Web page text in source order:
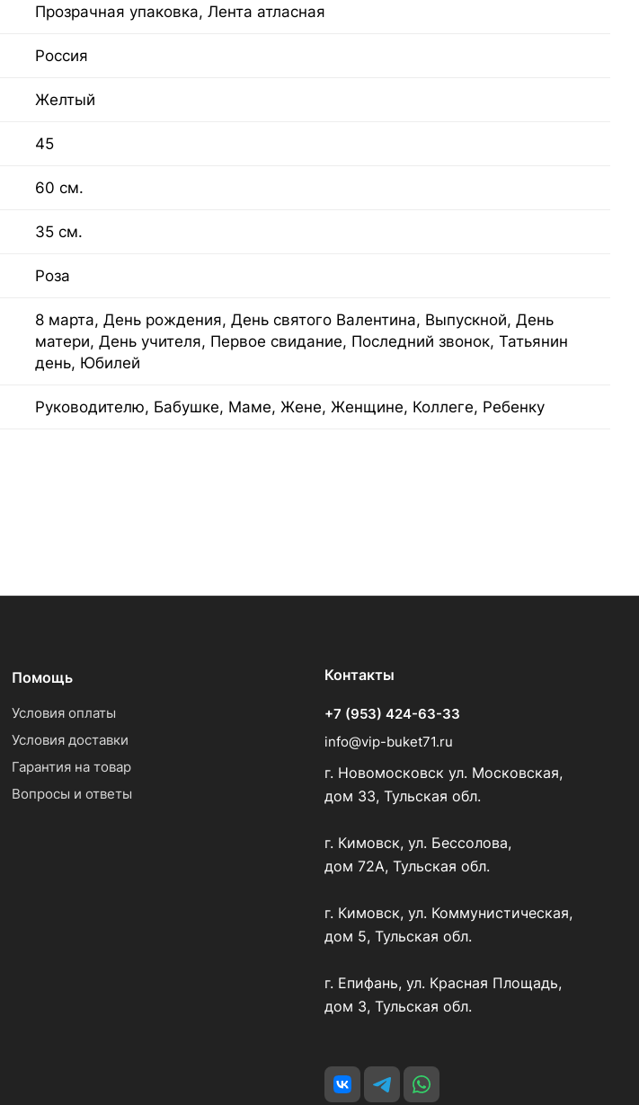
Прозрачная упаковка, Лента атласная
Россия
Желтый
45
60 см.
35 см.
Роза
8 марта, День рождения, День святого Валентина, Выпускной, День
матери, День учителя, Первое свидание, Последний звонок, Татьянин
день, Юбилей
Руководителю, Бабушке, Маме, Жене, Женщине, Коллеге, Ребенку
Помощь
Условия оплаты
Условия доставки
Гарантия на товар
Вопросы и ответы
Контакты
+7 (953) 424-63-33
info@vip-buket71.ru
г. Новомосковск ул. Московская,
дом 33, Тульская обл.
г. Кимовск, ул. Бессолова,
дом 72А, Тульская обл.
г. Кимовск, ул. Коммунистическая,
дом 5, Тульская обл.
г. Епифань, ул. Красная Площадь,
дом 3, Тульская обл.